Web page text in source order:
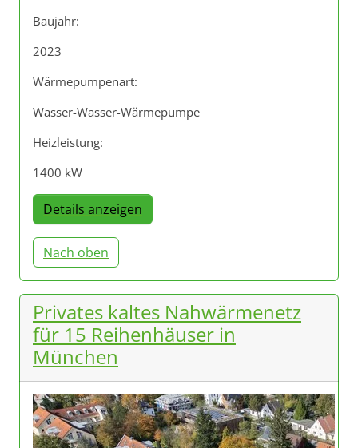
Baujahr:
2023
Wärmepumpenart:
Wasser-Wasser-Wärmepumpe
Heizleistung:
1400 kW
Details anzeigen
Nach oben
Privates kaltes Nahwärmenetz
für 15 Reihenhäuser in
München